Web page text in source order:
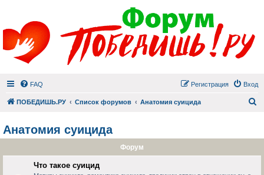
FAQ Вход
Регистрация
ПОБЕДИШЬ.РУ Список форумов Анатомия суицида
Анатомия суицида
Форум
Что такое суицид